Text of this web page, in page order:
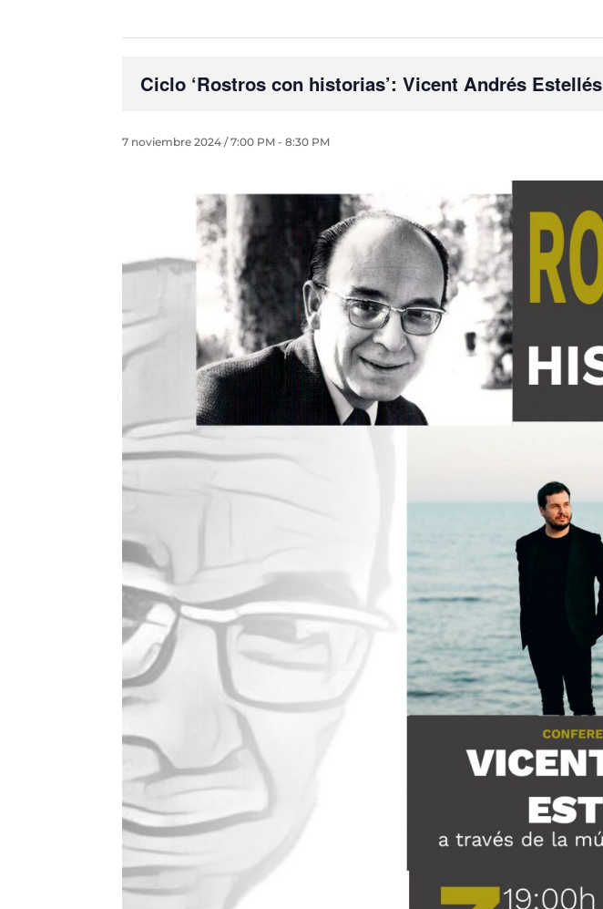
Ciclo ‘Rostros con historias’: Vicent Andrés Estellés
7 noviembre 2024 / 7:00 PM -8:30 PM